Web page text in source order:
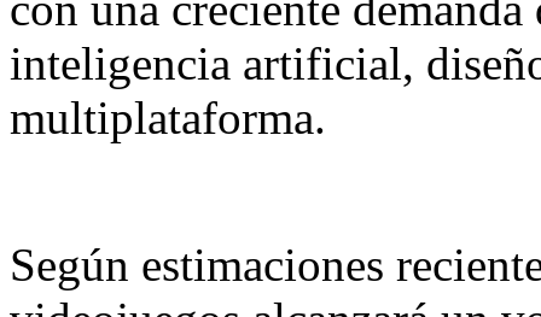
inteligencia artificial,
multiplataforma.
Según estimaciones